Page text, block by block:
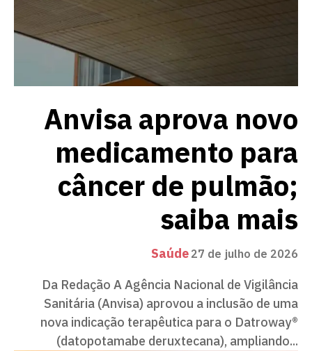
Anvisa aprova novo
medicamento para
câncer de pulmão;
saiba mais
Saúde27 de julho de 2026
Da Redação A Agência Nacional de Vigilância
Sanitária (Anvisa) aprovou a inclusão de uma
nova indicação terapêutica para o Datroway®
(datopotamabe deruxtecana), ampliando...